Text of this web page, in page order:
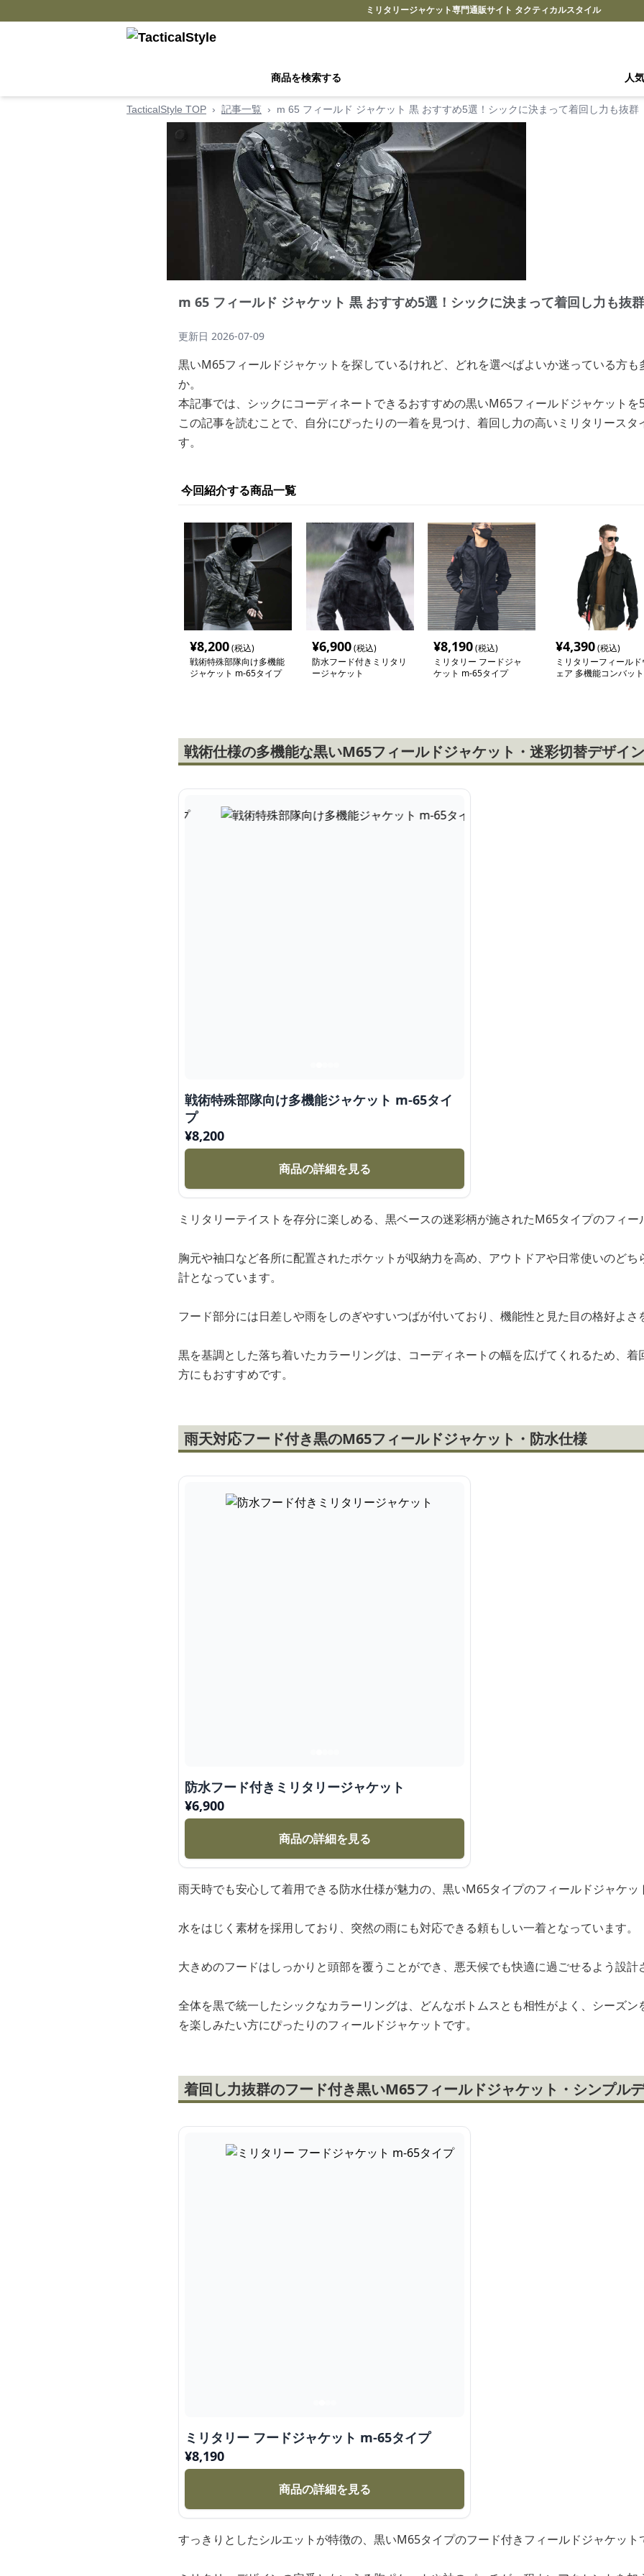
ミリタリージャケット専門通販サイト タクティカルスタイル
商品を検索する 人
TacticalStyle TOP › 記事一覧 › m 65 フィールド ジャケット 黒 おすすめ5選！シックに決まって着回し力も抜群
m 65 フィールド ジャケット 黒 おすすめ5選！シックに決まって着回し力も抜群
更新日 2026-07-09
黒いM65フィールドジャケットを探しているけれど、どれを選べばよいか迷っている方
か。
本記事では、シックにコーディネートできるおすすめの黒いM65フィールドジャケット
この記事を読むことで、自分にぴったりの一着を見つけ、着回し力の高いミリタリース
す。
今回紹介する商品一覧
¥8,200(税込)
戦術特殊部隊向け多機能
ジャケット m-65タイプ
¥6,900(税込)
防水フード付きミリタリ
ージャケット
¥8,190(税込)
ミリタリー フードジャ
ケット m-65タイプ
¥4,390(税込)
ミリタリーフィールド
ェア 多機能コンバット
戦術仕様の多機能な黒いM65フィールドジャケット・迷彩切替デザイン
戦術特殊部隊向け多機能ジャケット m-65タイ
プ
¥8,200
商品の詳細を見る
ミリタリーテイストを存分に楽しめる、黒ベースの迷彩柄が施されたM65タイプのフィ
胸元や袖口など各所に配置されたポケットが収納力を高め、アウトドアや日常使いのど
計となっています。
フード部分には日差しや雨をしのぎやすいつばが付いており、機能性と見た目の格好よさ
黒を基調とした落ち着いたカラーリングは、コーディネートの幅を広げてくれるため、
方にもおすすめです。
雨天対応フード付き黒のM65フィールドジャケット・防水仕様
防水フード付きミリタリージャケット
¥6,900
商品の詳細を見る
雨天時でも安心して着用できる防水仕様が魅力の、黒いM65タイプのフィールドジャケッ
水をはじく素材を採用しており、突然の雨にも対応できる頼もしい一着となっています。
大きめのフードはしっかりと頭部を覆うことができ、悪天候でも快適に過ごせるよう設計
全体を黒で統一したシックなカラーリングは、どんなボトムスとも相性がよく、シーズ
を楽しみたい方にぴったりのフィールドジャケットです。
着回し力抜群のフード付き黒いM65フィールドジャケット・シンプル
ミリタリー フードジャケット m-65タイプ
¥8,190
商品の詳細を見る
すっきりとしたシルエットが特徴の、黒いM65タイプのフード付きフィールドジャケット